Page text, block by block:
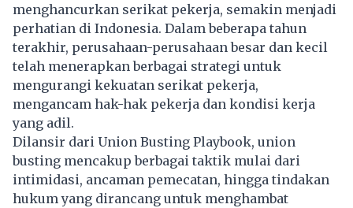
menghancurkan serikat pekerja, semakin menjadi
perhatian di Indonesia. Dalam beberapa tahun
terakhir, perusahaan-perusahaan besar dan kecil
telah menerapkan berbagai strategi untuk
mengurangi kekuatan serikat pekerja,
mengancam hak-hak pekerja dan kondisi kerja
yang adil.
Dilansir dari Union Busting Playbook, union
busting mencakup berbagai taktik mulai dari
intimidasi, ancaman pemecatan, hingga tindakan
hukum yang dirancang untuk menghambat